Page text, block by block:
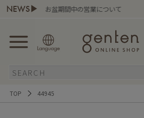
NEWS▶ お盆期間中の営業について
TOP 44945